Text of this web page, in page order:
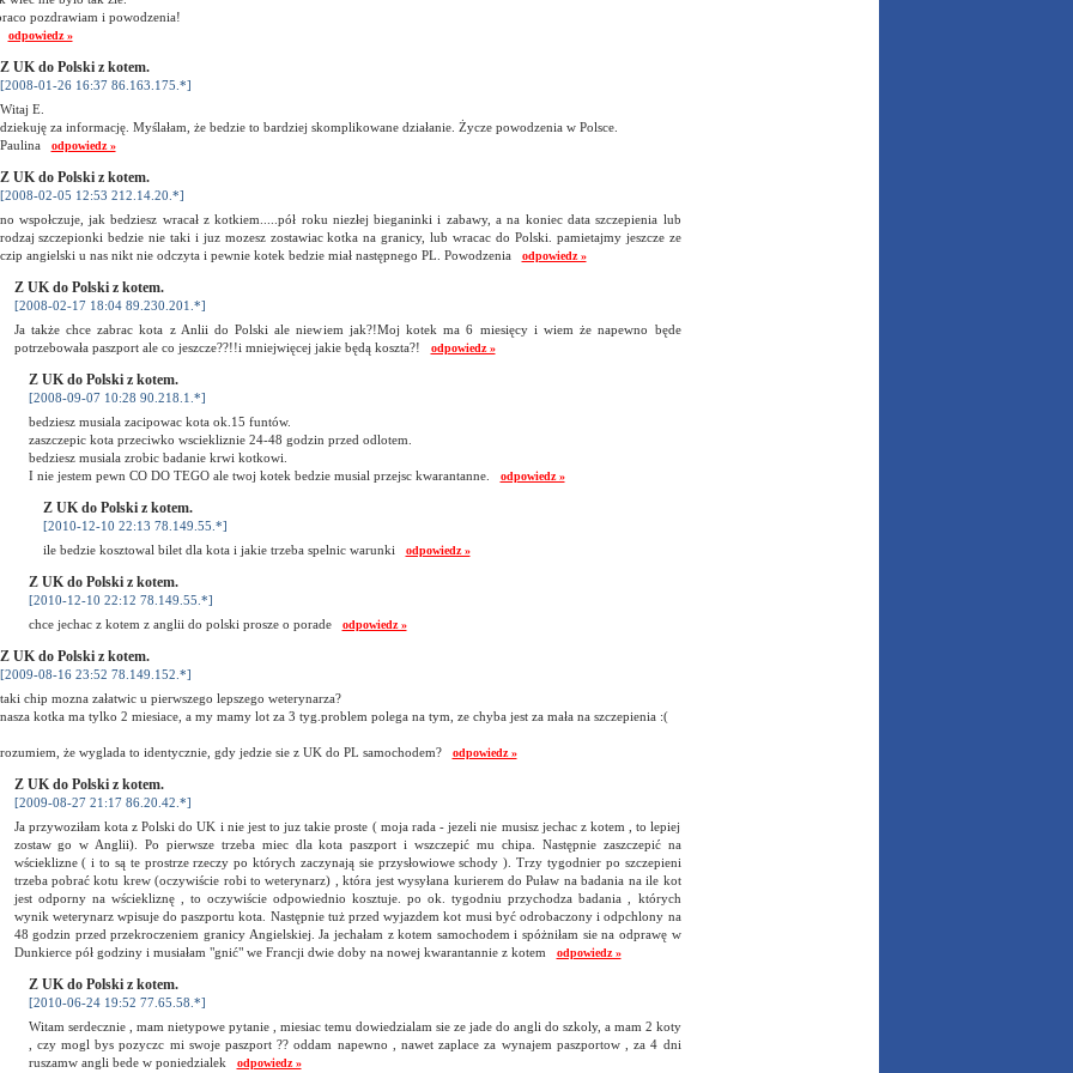
pozdrawiam i powodzenia!
odpowiedz »
Z UK do Polski z kotem.
[2008-01-26 16:37 86.163.175.*]
Witaj E.
dziekuję za informację. Myślałam, że bedzie to bardziej skomplikowane działanie. Życze powodzenia w Polsce.
Paulina odpowiedz »
Z UK do Polski z kotem.
[2008-02-05 12:53 212.14.20.*]
no wspołczuje, jak bedziesz wracał z kotkiem.....pół roku niezłej bieganinki i zabawy, a na koniec data szczepienia lub
rodzaj szczepionki bedzie nie taki i juz mozesz zostawiac kotka na granicy, lub wracac do Polski. pamietajmy jeszcze ze
czip angielski u nas nikt nie odczyta i pewnie kotek bedzie miał następnego PL. Powodzenia odpowiedz »
Z UK do Polski z kotem.
[2008-02-17 18:04 89.230.201.*]
Ja także chce zabrac kota z Anlii do Polski ale niewiem jak?!Moj kotek ma 6 miesięcy i wiem że napewno będe
potrzebowała paszport ale co jeszcze??!!i mniejwięcej jakie będą koszta?! odpowiedz »
Z UK do Polski z kotem.
[2008-09-07 10:28 90.218.1.*]
bedziesz musiala zacipowac kota ok.15 funtów.
zaszczepic kota przeciwko wsciekliznie 24-48 godzin przed odlotem.
bedziesz musiala zrobic badanie krwi kotkowi.
I nie jestem pewn CO DO TEGO ale twoj kotek bedzie musial przejsc kwarantanne. odpowiedz »
Z UK do Polski z kotem.
[2010-12-10 22:13 78.149.55.*]
ile bedzie kosztowal bilet dla kota i jakie trzeba spelnic warunki odpowiedz »
Z UK do Polski z kotem.
[2010-12-10 22:12 78.149.55.*]
chce jechac z kotem z anglii do polski prosze o porade odpowiedz »
Z UK do Polski z kotem.
[2009-08-16 23:52 78.149.152.*]
taki chip mozna załatwic u pierwszego lepszego weterynarza?
nasza kotka ma tylko 2 miesiace, a my mamy lot za 3 tyg.problem polega na tym, ze chyba jest za mała na szczepienia :(
rozumiem, że wyglada to identycznie, gdy jedzie sie z UK do PL samochodem? odpowiedz »
Z UK do Polski z kotem.
[2009-08-27 21:17 86.20.42.*]
Ja przywoziłam kota z Polski do UK i nie jest to juz takie proste ( moja rada - jezeli nie musisz jechac z kotem , to lepiej
zostaw go w Anglii). Po pierwsze trzeba miec dla kota paszport i wszczepić mu chipa. Następnie zaszczepić na
wścieklizne ( i to są te prostrze rzeczy po których zaczynają sie przysłowiowe schody ). Trzy tygodnier po szczepieni
trzeba pobrać kotu krew (oczywiście robi to weterynarz) , która jest wysyłana kurierem do Puław na badania na ile kot
jest odporny na wściekliznę , to oczywiście odpowiednio kosztuje. po ok. tygodniu przychodza badania , których
wynik weterynarz wpisuje do paszportu kota. Następnie tuż przed wyjazdem kot musi być odrobaczony i odpchlony na
48 godzin przed przekroczeniem granicy Angielskiej. Ja jechałam z kotem samochodem i spóżniłam sie na odprawę w
Dunkierce pół godziny i musiałam "gnić" we Francji dwie doby na nowej kwarantannie z kotem odpowiedz »
Z UK do Polski z kotem.
[2010-06-24 19:52 77.65.58.*]
Witam serdecznie , mam nietypowe pytanie , miesiac temu dowiedzialam sie ze jade do angli do szkoly, a mam 2 koty
, czy mogl bys pozyczc mi swoje paszport ?? oddam napewno , nawet zaplace za wynajem paszportow , za 4 dni
ruszamw angli bede w poniedzialek odpowiedz »